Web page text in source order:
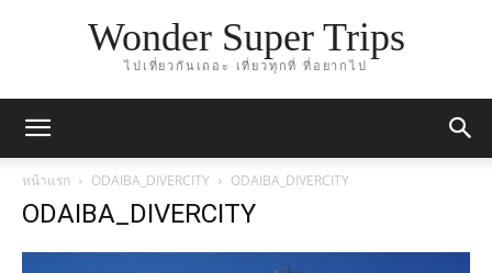
Wonder Super Trips
ไปเที่ยวกันเถอะ เที่ยวทุกที่ ที่อยากไป
หน้าแรก ODAIBA_DIVERCITY ODAIBA_DIVERCITY
ODAIBA_DIVERCITY